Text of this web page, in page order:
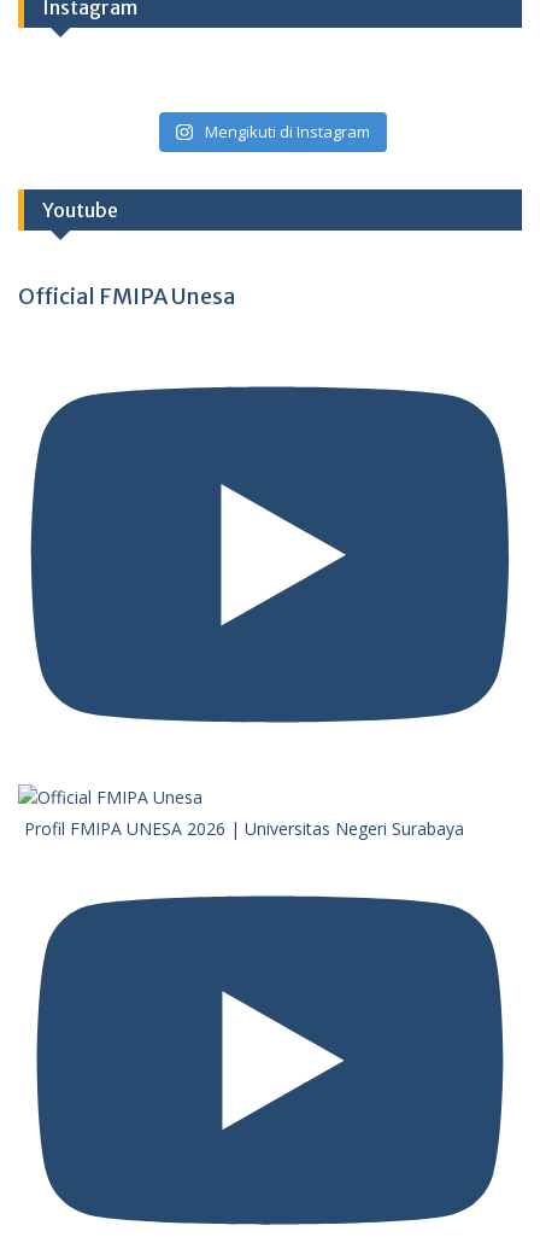
Instagram
Mengikuti di Instagram
Youtube
Official FMIPA Unesa
Profil FMIPA UNESA 2026 | Universitas Negeri Surabaya